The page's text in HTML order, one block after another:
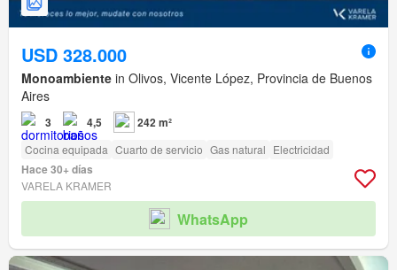
USD 328.000
Monoambiente in Olivos, Vicente López, Provincia de Buenos
Aires
3 4,5 242 m²
Cocina equipada Cuarto de servicio Gas natural Electricidad
Hace 30+ días
VARELA KRAMER
WhatsApp